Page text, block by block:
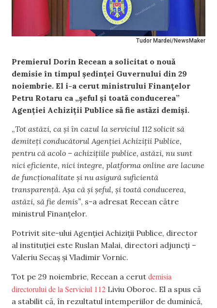
Tudor Mardei/NewsMaker
Premierul Dorin Recean a solicitat o nouă
demisie în timpul ședinței Guvernului din 29
noiembrie. El i-a cerut ministrului Finanțelor
Petru Rotaru ca „șeful și toată conducerea”
Agenției Achiziții Publice să fie astăzi demiși.
„Tot astăzi, ca și în cazul la serviciul 112 solicit să
demiteți conducătorul Agenției Achiziții Publice,
pentru că acolo – achizițiile publice, astăzi, nu sunt
nici eficiente, nici integre, platforma online are lacune
de funcționalitate și nu asigură suficientă
transparență. Așa că și șeful, și toată conducerea,
astăzi, să fie demis”, s-a adresat Recean către
ministrul Finanțelor.
Potrivit site-ului Agenției Achiziții Publice, director
al instituției este Ruslan Malai, directori adjuncți –
Valeriu Secaș și Vladimir Vornic.
Tot pe 29 noiembrie, Recean a cerut demisia
directorului de la Serviciul 112 Liviu Oboroc. El a spus că
a stabilit că, în rezultatul intemperiilor de duminică,